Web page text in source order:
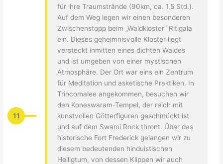
11
für ihre Traumstrände (90km, ca. 1,5 Std.).
Auf dem Weg legen wir einen besonderen
Zwischenstopp beim „Waldkloster“ Ritigala
ein. Dieses geheimnisvolle Kloster liegt
versteckt inmitten eines dichten Waldes
und ist umgeben von einer mystischen
Atmosphäre. Der Ort war eins ein Zentrum
für Meditation und asketische Praktiken. In
Trincomalee angekommen, besuchen wir
den Koneswaram-Tempel, der reich mit
kunstvollen Götterfiguren geschmückt ist
und auf dem Swami Rock thront. Über das
historische Fort Frederick gelangen wir zu
diesem bedeutenden hinduistischen
Heiligtum, von dessen Klippen wir auch